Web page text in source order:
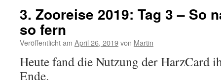
3. Zooreise 2019: Tag 3 – So
so fern
Veröffentlicht am April 26, 2019von Martin
Heute fand die Nutzung der HarzCard
Ende.